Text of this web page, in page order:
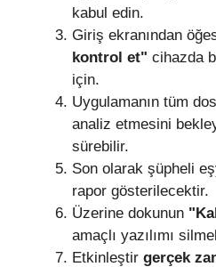
kabul edin.
Giriş ekranından
kontrol et" cihazda
için.
Uygulamanın tüm
analiz etmesini
sürebilir.
Son olarak şüpheli
rapor gösterilecektir.
Üzerine dokunun
amaçlı yazılımı
Etkinleştir gerçek